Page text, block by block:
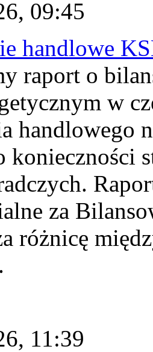
09:45
handlowe
raport o
w
handlowego
konieczności
za
różnicę
11:39